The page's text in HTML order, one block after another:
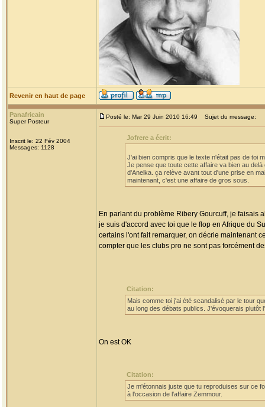
Revenir en haut de page
Panafricain
Super Posteur
Inscrit le: 22 Fév 2004
Messages: 1128
Posté le: Mar 29 Juin 2010 16:49 Sujet du message:
Jofrere a écrit:
J'ai bien compris que le texte n'était pas de toi
Je pense que toute cette affaire va bien au
d'Anelka. ça relève avant tout d'une prise en
maintenant, c'est une affaire de gros sous.
En parlant du problème Ribery Gourcuff, je faisais
je suis d'accord avec toi que le flop en Afrique du
certains l'ont fait remarquer, on décrie maintenant
compter que les clubs pro ne sont pas forcément
Citation:
Mais comme toi j'ai été scandalisé par le tour
au long des débats publics. J'évoquerais plutôt
On est OK
Citation:
Je m'étonnais juste que tu reproduises sur ce
à l'occasion de l'affaire Zemmour.